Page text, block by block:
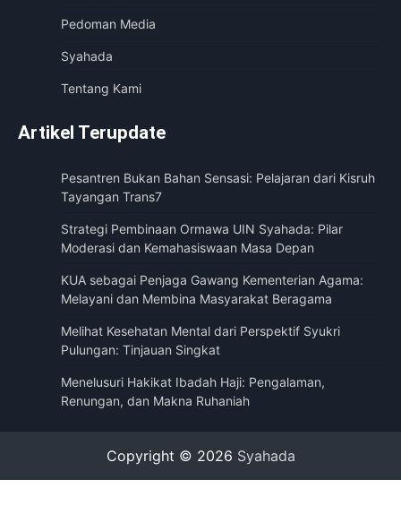
Pedoman Media
Syahada
Tentang Kami
Artikel Terupdate
Pesantren Bukan Bahan Sensasi: Pelajaran dari Kisruh
Tayangan Trans7
Strategi Pembinaan Ormawa UIN Syahada: Pilar
Moderasi dan Kemahasiswaan Masa Depan
KUA sebagai Penjaga Gawang Kementerian Agama:
Melayani dan Membina Masyarakat Beragama
Melihat Kesehatan Mental dari Perspektif Syukri
Pulungan: Tinjauan Singkat
Menelusuri Hakikat Ibadah Haji: Pengalaman,
Renungan, dan Makna Ruhaniah
Copyright © 2026 Syahada